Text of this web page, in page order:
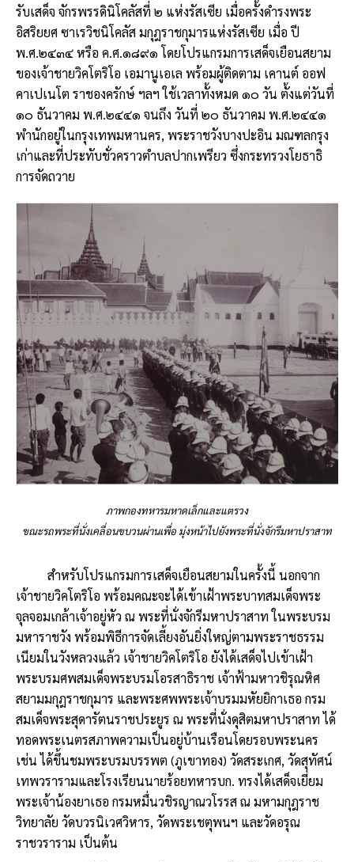
รับเสด็จ จักรพรรดินิโคลัสที่ ๒ แห่งรัสเซีย เมื่อครั้งดำรงพระ
อิสริยยศ ซาเรวิชนิโคลัส มกุฎราชกุมารแห่งรัสเซีย เมื่อ ปี
พ.ศ.๒๔๓๔ หรือ ค.ศ.๑๘๙๑ โดยโปรแกรมการเสด็จเยือนสยาม
ของเจ้าชายวิคโตริโอ เอมานูเอเล พร้อมผู้ติดตาม เคานต์ ออฟ
คาเปเนโต ราชองครักษ์ ฯลฯ ใช้เวลาทั้งหมด ๑๐ วัน ตั้งแต่วันที่
๑๐ ธันวาคม พ.ศ.๒๔๔๑ จนถึง วันที่ ๒๐ ธันวาคม พ.ศ.๒๔๔๑
พำนักอยู่ในกรุงเทพมหานคร, พระราชวังบางปะอิน มณฑลกรุง
เก่าและที่ประทับชั่วคราวตำบลปากเพรียว ซึ่งกระทรวงโยธาธิ
การจัดถวาย
ภาพกองทหารมหาดเล็กและแตรวง
ขณะรถพระที่นั่งเคลื่อนขบวนผ่านเพื่อ มุ่งหน้าไปยังพระที่นั่งจักรีมหาปราสาท
สำหรับโปรแกรมการเสด็จเยือนสยามในครั้งนี้ นอกจาก
เจ้าชายวิคโตริโอ พร้อมคณะจะได้เข้าเฝ้าพระบาทสมเด็จพระ
จุลจอมเกล้าเจ้าอยู่หัว ณ พระที่นั่งจักรีมหาปราสาท ในพระบรม
มหาราชวัง พร้อมพิธีการจัดเลี้ยงอันยิ่งใหญ่ตามพระราชธรรม
เนียมในวังหลวงแล้ว เจ้าชายวิคโตริโอ ยังได้เสด็จไปเข้าเฝ้า
พระบรมศพสมเด็จพระบรมโอรสาธิราช เจ้าฟ้ามหาวชิรุณหิศ
สยามมกุฎราชกุมาร และพระศพพระเจ้าบรมมหัยยิกาเธอ กรม
สมเด็จพระสุดารัตนราชประยูร ณ พระที่นั่งดุสิตมหาปราสาท ได้
ทอดพระเนตรสภาพความเป็นอยู่บ้านเรือนโดยรอบพระนคร
เช่น ได้ขึ้นชมพระบรมบรรพต (ภูเขาทอง) วัดสระเกศ, วัดสุทัศน์
เทพวรารามและโรงเรียนนายร้อยทหารบก. ทรงได้เสด็จเยี่ยม
พระเจ้าน้องยาเธอ กรมหมื่นวชิรญาณวโรรส ณ มหามกุฎราช
วิทยาลัย วัดบวรนิเวศวิหาร, วัดพระเชตุพนฯ และวัดอรุณ
ราชวราราม เป็นต้น